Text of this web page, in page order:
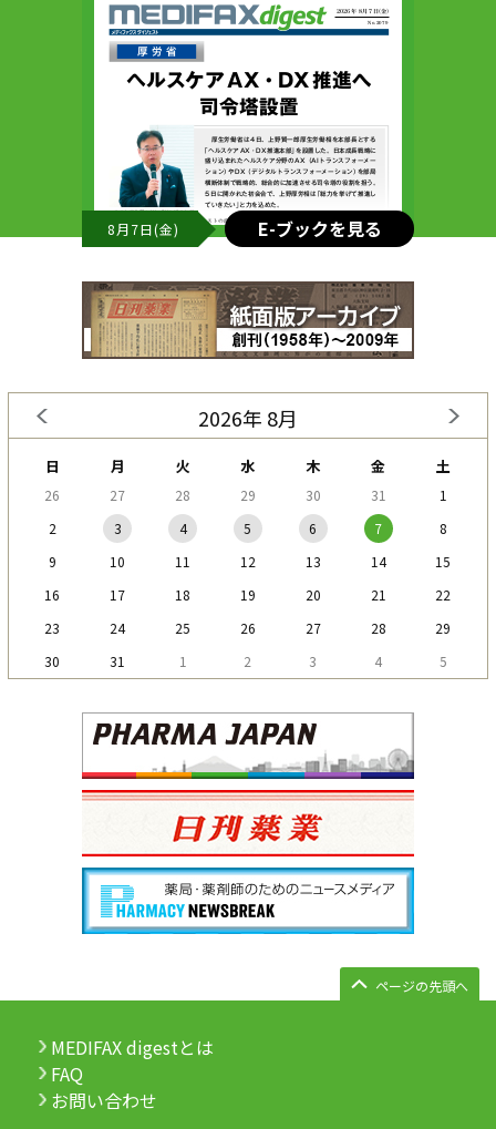
8月7日(金) E-ブックを見る
2026年 8月
日 月 火 水 木 金 土
26 27 28 29 30 31
1
2
3 4 5 6 7
8
9
10 11 12 13 14
15
16
17 18 19 20 21
22
23
24 25 26 27 28
29
30
31 1 2 3 4 5
ページの先頭へ
MEDIFAX digestとは
FAQ
お問い合わせ